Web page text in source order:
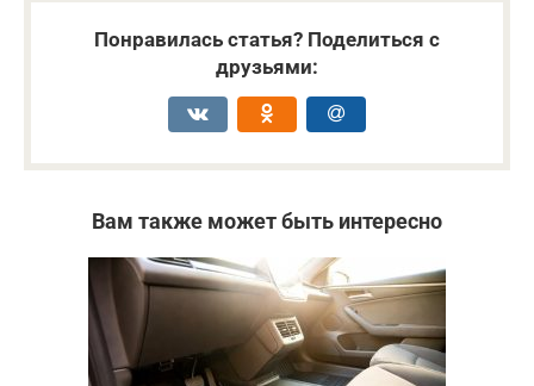
Понравилась статья? Поделиться с
друзьями:
Вам также может быть интересно